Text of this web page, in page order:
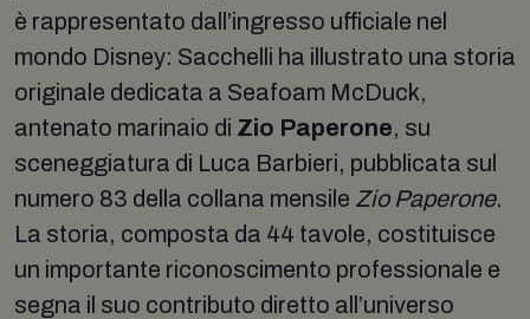
è rappresentato dall’ingresso ufficiale nel
mondo Disney: Sacchelli ha illustrato una storia
originale dedicata a Seafoam McDuck,
antenato marinaio di Zio Paperone, su
sceneggiatura di Luca Barbieri, pubblicata sul
numero 83 della collana mensile Zio Paperone.
La storia, composta da 44 tavole, costituisce
un importante riconoscimento professionale e
segna il suo contributo diretto all’universo